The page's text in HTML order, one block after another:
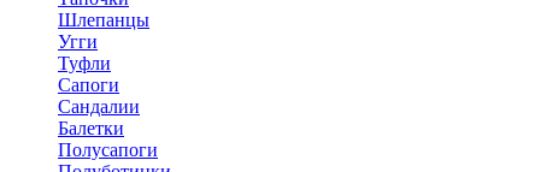
Шлепанцы
Угги
Туфли
Сапоги
Сандалии
Балетки
Полусапоги